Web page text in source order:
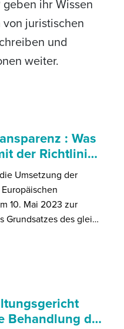
ihr Wissen
juristischen
und
weiter.
: Was
der Richtlini…
Umsetzung der
10. Mai 2023 zur
Grundsatzes des glei…
Behandlung d…